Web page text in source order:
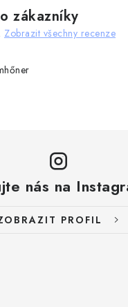
zákazníky
Zobrazit všechny recenze
nás na
PROFIL